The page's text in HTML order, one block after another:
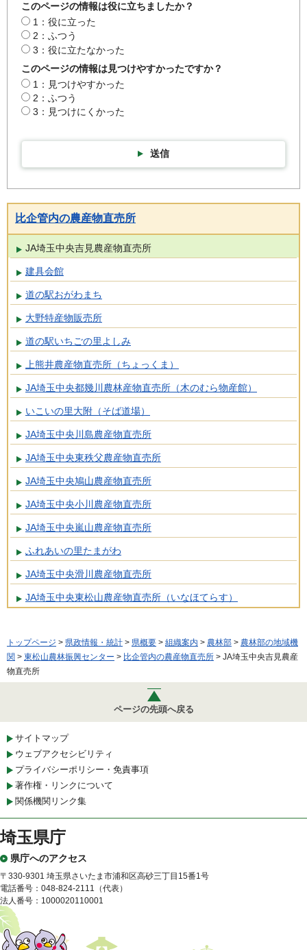
このページの情報は役に立ちましたか？
1：役に立った
2：ふつう
3：役に立たなかった
このページの情報は見つけやすかったですか？
1：見つけやすかった
2：ふつう
3：見つけにくかった
送信
比企管内の農産物直売所
JA埼玉中央吉見農産物直売所
建具会館
道の駅おがわまち
大野特産物販売所
道の駅いちごの里よしみ
上熊井農産物直売所（ちょっくま）
JA埼玉中央都幾川農林産物直売所（木のむら物産館）
いこいの里大附（そば道場）
JA埼玉中央川島農産物直売所
JA埼玉中央東秩父農産物直売所
JA埼玉中央鳩山農産物直売所
JA埼玉中央小川農産物直売所
JA埼玉中央嵐山農産物直売所
ふれあいの里たまがわ
JA埼玉中央滑川農産物直売所
JA埼玉中央東松山農産物直売所（いなほてらす）
トップページ > 県政情報・統計 > 県概要 > 組織案内 > 農林部 > 農林部の地域機
関 > 東松山農林振興センター > 比企管内の農産物直売所 > JA埼玉中央吉見農産
物直売所
ページの先頭へ戻る
サイトマップ
ウェブアクセシビリティ
プライバシーポリシー・免責事項
著作権・リンクについて
関係機関リンク集
埼玉県庁
県庁へのアクセス
〒330-9301 埼玉県さいたま市浦和区高砂三丁目15番1号
電話番号：048-824-2111（代表）
法人番号：1000020110001